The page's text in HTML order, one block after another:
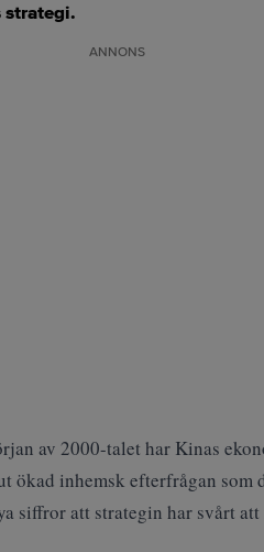
strategi.
ANNONS
av 2000-talet har Kinas
ökad inhemsk efterfrågan
siffror att strategin har svårt att